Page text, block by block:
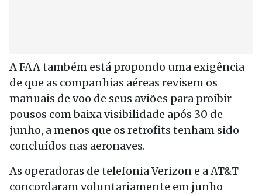
A FAA também está propondo uma exigência
de que as companhias aéreas revisem os
manuais de voo de seus aviões para proibir
pousos com baixa visibilidade após 30 de
junho, a menos que os retrofits tenham sido
concluídos nas aeronaves.
As operadoras de telefonia Verizon e a AT&T
concordaram voluntariamente em junho